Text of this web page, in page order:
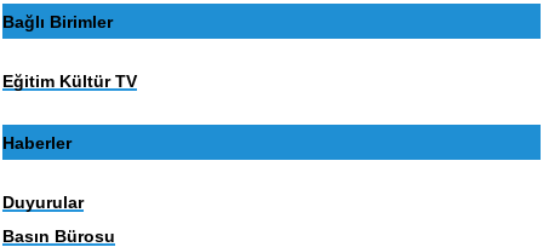
Bağlı Birimler
Eğitim Kültür TV
Haberler
Duyurular
Basın Bürosu